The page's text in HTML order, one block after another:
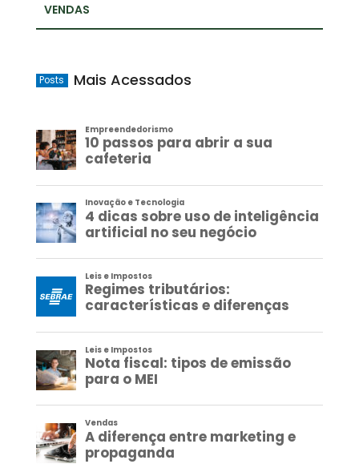
VENDAS
Posts Mais Acessados